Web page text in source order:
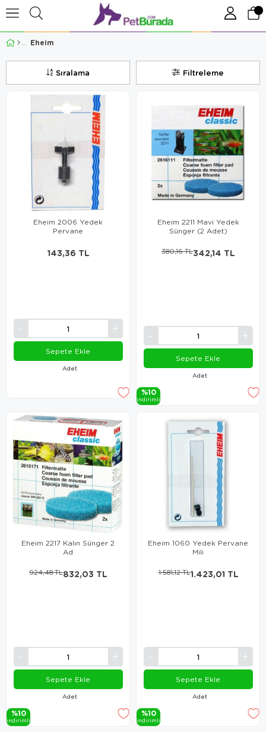
Eheim
Filtreleme
Sıralama
Eheim 2006 Yedek
Pervane
Adet
143,36 TL
Sepete Ekle
Eheim 2211 Mavi Yedek
Sünger (2 Adet)
Adet
342,14 TL
380,16 TL
Sepete Ekle
%10
i̇ndi̇ri̇mli̇
Eheim 2217 Kalın Sünger 2
Ad
Adet
832,03 TL
924,48 TL
Sepete Ekle
%10
i̇ndi̇ri̇mli̇
Eheim 1060 Yedek Pervane
Mili
Adet
1.423,01 TL
1.581,12 TL
Sepete Ekle
%10
i̇ndi̇ri̇mli̇